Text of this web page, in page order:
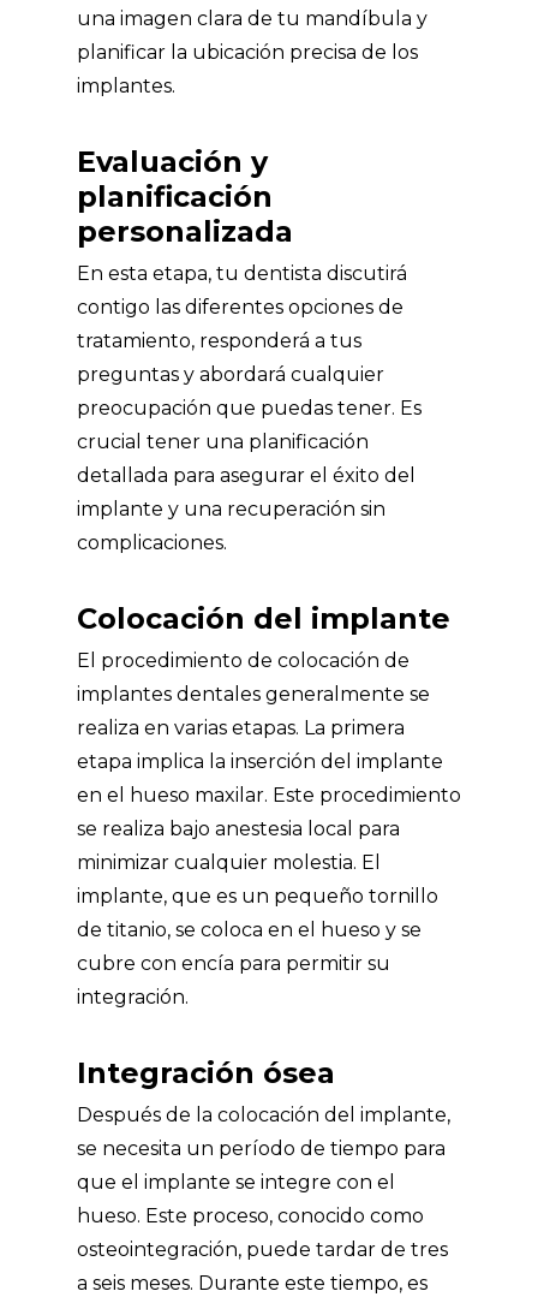
una imagen clara de tu mandíbula y
planificar la ubicación precisa de los
implantes.
Evaluación y
planificación
personalizada
En esta etapa, tu dentista discutirá
contigo las diferentes opciones de
tratamiento, responderá a tus
preguntas y abordará cualquier
preocupación que puedas tener. Es
crucial tener una planificación
detallada para asegurar el éxito del
implante y una recuperación sin
complicaciones.
Colocación del implante
El procedimiento de colocación de
implantes dentales generalmente se
realiza en varias etapas. La primera
etapa implica la inserción del implante
en el hueso maxilar. Este procedimiento
se realiza bajo anestesia local para
minimizar cualquier molestia. El
implante, que es un pequeño tornillo
de titanio, se coloca en el hueso y se
cubre con encía para permitir su
integración.
Integración ósea
Después de la colocación del implante,
se necesita un período de tiempo para
que el implante se integre con el
hueso. Este proceso, conocido como
osteointegración, puede tardar de tres
a seis meses. Durante este tiempo, es